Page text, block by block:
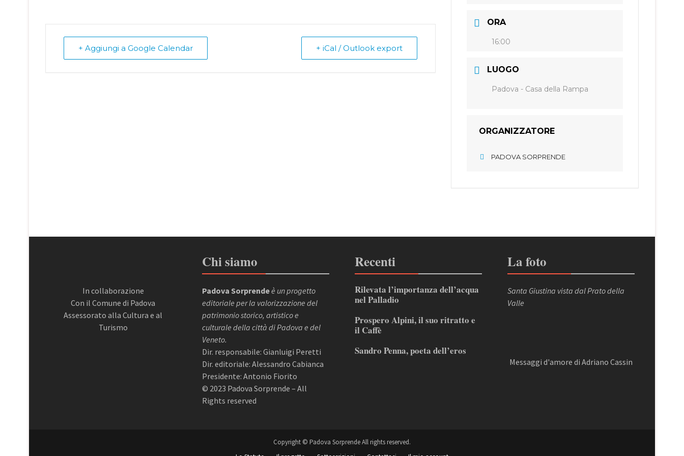
+ Aggiungi a Google Calendar + iCal / Outlook export
ORA
16:00
LUOGO
Padova - Casa della Rampa
ORGANIZZATORE
PADOVA SORPRENDE
In collaborazione
Con il Comune di Padova
Assessorato alla Cultura e al
Turismo
Chi siamo
Padova Sorprendeè un progetto
editoriale per la valorizzazione del
patrimonio storico, artistico e
culturale della città di Padova e del
Veneto.
Dir. responsabile: Gianluigi Peretti
Dir. editoriale: Alessandro Cabianca
Presidente: Antonio Fiorito
© 2023 Padova Sorprende – All
Rights reserved
Recenti
Rilevata l’importanza dell’acqua
nel Palladio
Prospero Alpini, il suo ritratto e
il Caffè
Sandro Penna, poeta dell’eros
La foto
Santa Giustina vista dal Prato della
Valle
Messaggi d'amore di Adriano Cassin
Copyright © Padova Sorprende All rights reserved.